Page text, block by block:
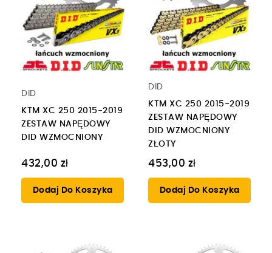
DID
KTM XC 250 2015-2019
ZESTAW NAPĘDOWY
DID WZMOCNIONY
432,00 zł
Dodaj Do Koszyka
DID
KTM XC 250 2015-2019
ZESTAW NAPĘDOWY
DID WZMOCNIONY
ZŁOTY
453,00 zł
Dodaj Do Koszyka